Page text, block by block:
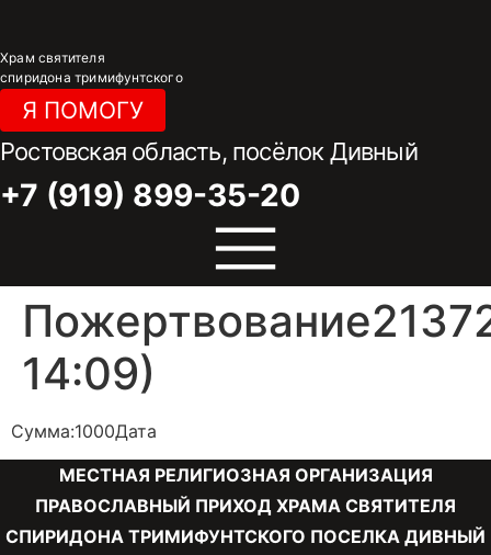
содержимому
Храм святителя
спиридона тримифунтского
Я ПОМОГУ
Ростовская область, посёлок Дивный
+7 (919) 899-35-20
14:09)
Сумма:1000Дата
МЕСТНАЯ РЕЛИГИОЗНАЯ ОРГАНИЗАЦИЯ
ПРАВОСЛАВНЫЙ ПРИХОД ХРАМА СВЯТИТЕЛЯ
СПИРИДОНА ТРИМИФУНТСКОГО ПОСЕЛКА ДИВНЫЙ